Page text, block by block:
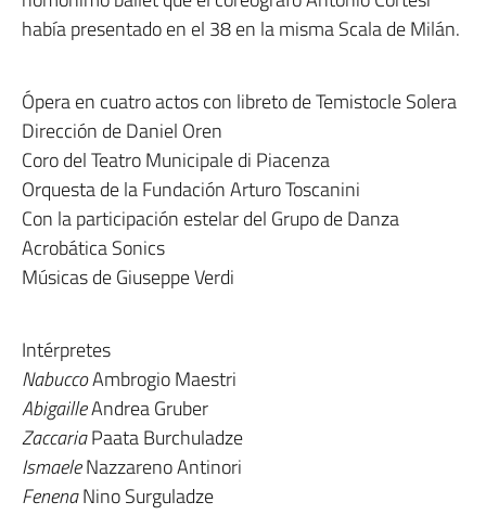
había presentado en el 38 en la misma Scala de Milán.
Ópera en cuatro actos con libreto de Temistocle Solera
Dirección de Daniel Oren
Coro del Teatro Municipale di Piacenza
Orquesta de la Fundación Arturo Toscanini
Con la participación estelar del Grupo de Danza
Acrobática Sonics
Músicas de Giuseppe Verdi
Intérpretes
NabuccoAmbrogio Maestri
AbigailleAndrea Gruber
ZaccariaPaata Burchuladze
IsmaeleNazzareno Antinori
FenenaNino Surguladze